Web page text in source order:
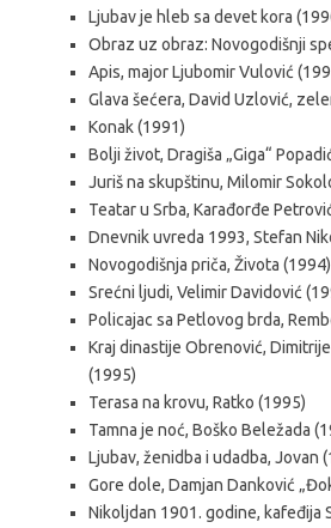
Ljubav je hleb sa devet kora
Obraz uz obraz: Novogodišnji
Apis, major Ljubomir Vulović
Glava šećera, David Uzlović,
Konak (1991)
Bolji život, Dragiša „Giga“
Juriš na skupštinu, Milomir
Teatar u Srba, Karađorđe
Dnevnik uvreda 1993, Stefan
Novogodišnja priča, Života (1994)
Srećni ljudi, Velimir Davidović
Policajac sa Petlovog brda,
Kraj dinastije Obrenović,
(1995)
Terasa na krovu, Ratko (1995)
Tamna je noć, Boško Beležada
Ljubav, ženidba i udadba, Jovan
Gore dole, Damjan Danković
Nikoljdan 1901. godine, kafeđija